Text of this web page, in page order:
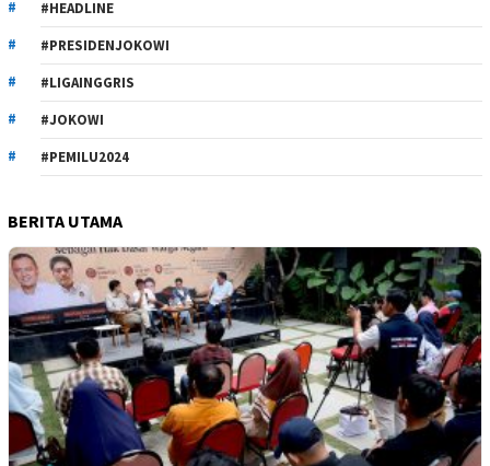
#HEADLINE
#PRESIDENJOKOWI
#LIGAINGGRIS
#JOKOWI
#PEMILU2024
BERITA UTAMA